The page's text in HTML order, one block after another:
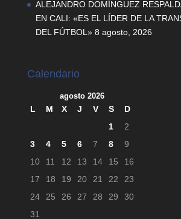
ALEJANDRO DOMÍNGUEZ
EN CALI: «ES EL LÍDER DE LA
DEL FÚTBOL» 8 agosto, 2026
Calendario
agosto 2026
L M X J V S
D
1
2
3
4 5 6 7 8
9
10
11 12 13 14 15
16
17
18 19 20 21 22
23
24
25 26 27 28 29
30
31